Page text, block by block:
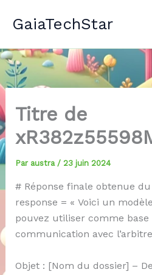
GaiaTechStar
Titre de
Par austra / 23 juin 2024
# Réponse finale obtenue
response = « Voici un
pouvez utiliser comme
communication avec
Objet : [Nom du dossier] –